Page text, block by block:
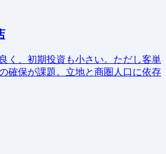
く、初期投資も小さい。ただし客単
確保が課題。立地と商圏人口に依存